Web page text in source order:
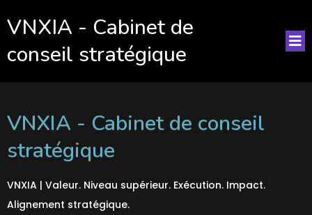
VNXIA - Cabinet de
conseil stratégique
VNXIA - Cabinet de conseil
stratégique
VNXIA | Valeur. Niveau supérieur. Exécution. Impact.
Alignement stratégique.